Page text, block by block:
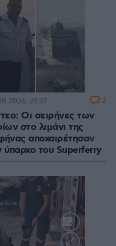
Οι σειρήνες των
στο λιμάνι της
αποχαιρέτησαν
ύπαρχο του Superferry
21:57 2